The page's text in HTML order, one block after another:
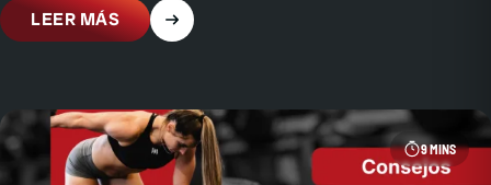
LEER MÁS
9 MINS